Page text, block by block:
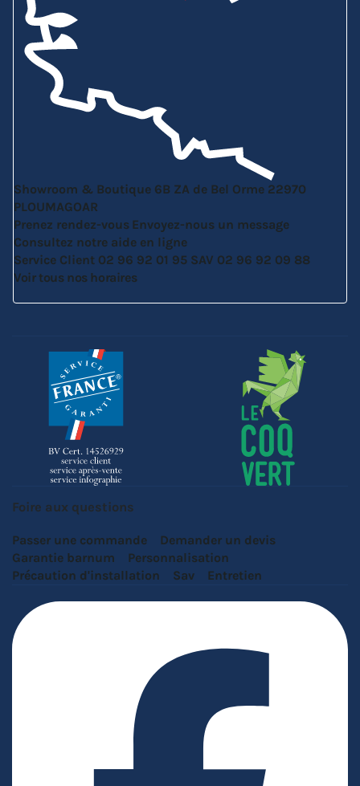
Showroom & Boutique 6B ZA de Bel Orme 22970
PLOUMAGOAR
Prenez rendez-vous Envoyez-nous un message
Consultez notre aide en ligne
Service Client 02 96 92 01 95 SAV 02 96 92 09 88
Voir tous nos horaires
Foire aux questions
Passer une commande
Demander un devis
Garantie barnum
Personnalisation
Précaution d'installation
Sav Entretien